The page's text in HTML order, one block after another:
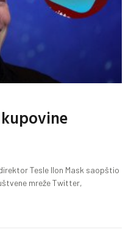
Tesle Ilon Mask saopštio
mreže Twitter,